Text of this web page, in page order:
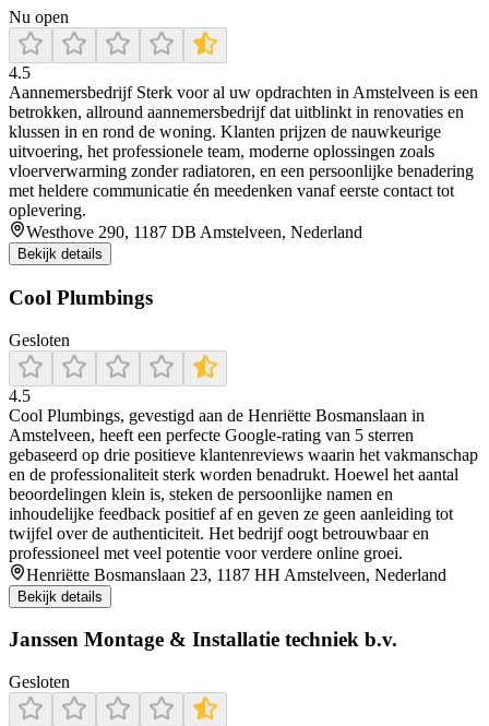
Nu open
4.5
Aannemersbedrijf Sterk voor al uw opdrachten in Amstelveen is een
betrokken, allround aannemersbedrijf dat uitblinkt in renovaties en
klussen in en rond de woning. Klanten prijzen de nauwkeurige
uitvoering, het professionele team, moderne oplossingen zoals
vloerverwarming zonder radiatoren, en een persoonlijke benadering
met heldere communicatie én meedenken vanaf eerste contact tot
oplevering.
Westhove 290, 1187 DB Amstelveen, Nederland
Bekijk details
Cool Plumbings
Gesloten
4.5
Cool Plumbings, gevestigd aan de Henriëtte Bosmanslaan in
Amstelveen, heeft een perfecte Google‑rating van 5 sterren
gebaseerd op drie positieve klantenreviews waarin het vakmanschap
en de professionaliteit sterk worden benadrukt. Hoewel het aantal
beoordelingen klein is, steken de persoonlijke namen en
inhoudelijke feedback positief af en geven ze geen aanleiding tot
twijfel over de authenticiteit. Het bedrijf oogt betrouwbaar en
professioneel met veel potentie voor verdere online groei.
Henriëtte Bosmanslaan 23, 1187 HH Amstelveen, Nederland
Bekijk details
Janssen Montage & Installatie techniek b.v.
Gesloten